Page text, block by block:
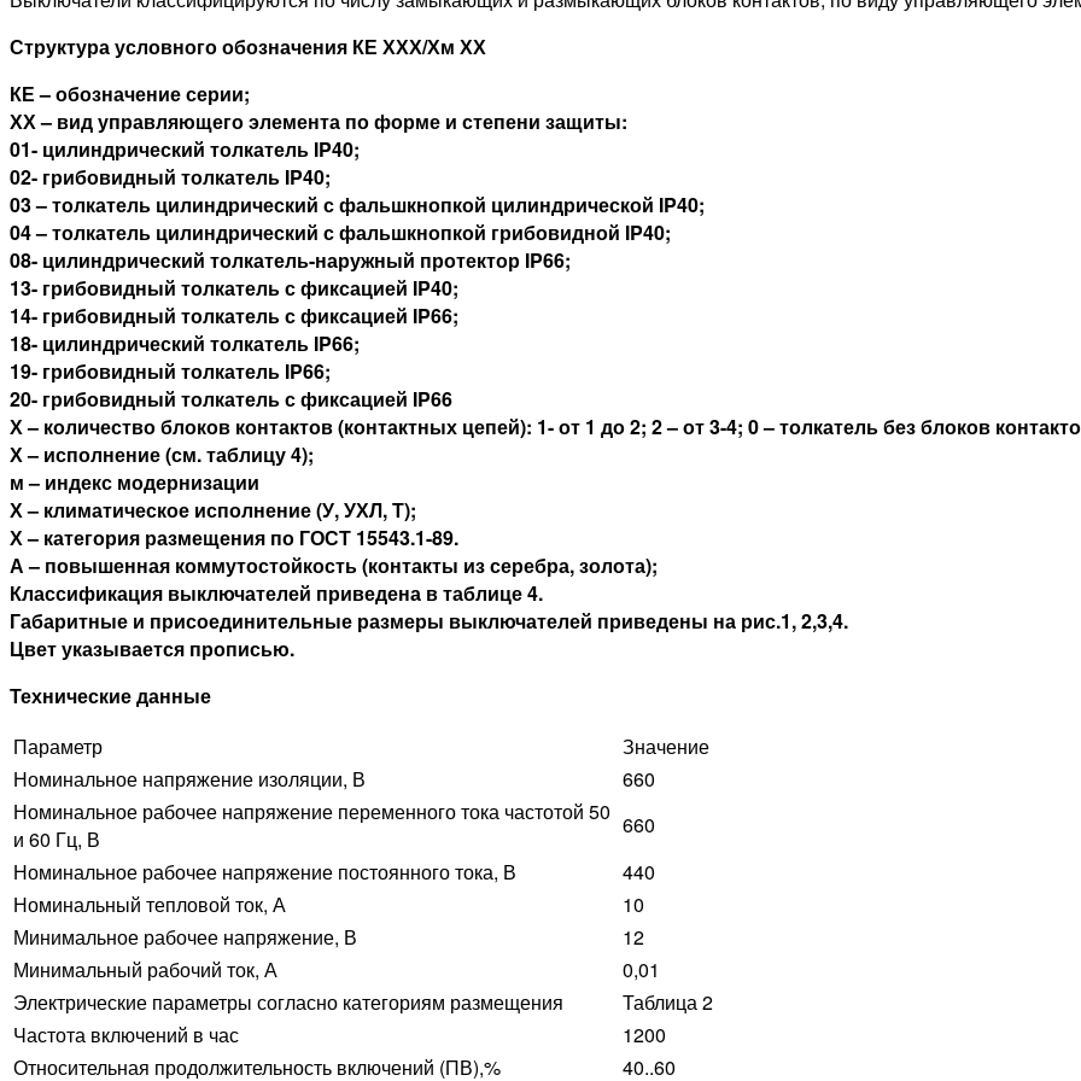
Структура условного обозначения КЕ ХХХ/Хм ХХ
КЕ – обозначение серии;
ХХ – вид управляющего элемента по форме и степени защиты:
01- цилиндрический толкатель IP40;
02- грибовидный толкатель IP40;
03 – толкатель цилиндрический с фальшкнопкой цилиндрической IP40;
04 – толкатель цилиндрический с фальшкнопкой грибовидной IP40;
08- цилиндрический толкатель-наружный протектор IP66;
13- грибовидный толкатель с фиксацией IP40;
14- грибовидный толкатель с фиксацией IP66;
18- цилиндрический толкатель IP66;
19- грибовидный толкатель IP66;
20- грибовидный толкатель с фиксацией IP66
Х – количество блоков контактов (контактных цепей): 1- от 1 до 2; 2 – от 3-4; 0 – толкатель без блоков
Х – исполнение (см. таблицу 4);
м – индекс модернизации
Х – климатическое исполнение (У, УХЛ, Т);
Х – категория размещения по ГОСТ 15543.1-89.
А – повышенная коммутостойкость (контакты из серебра, золота);
Классификация выключателей приведена в таблице 4.
Габаритные и присоединительные размеры выключателей приведены на рис.1, 2,3,4.
Цвет указывается прописью.
Технические данные
Параметр
Значение
Номинальное напряжение изоляции, В
660
Номинальное рабочее напряжение переменного тока частотой 50
и 60 Гц, В
660
Номинальное рабочее напряжение постоянного тока, В
440
Номинальный тепловой ток, А
10
Минимальное рабочее напряжение, В
12
Минимальный рабочий ток, А
0,01
Электрические параметры согласно категориям размещения
Таблица 2
Частота включений в час
1200
Относительная продолжительность включений (ПВ),%
40..60